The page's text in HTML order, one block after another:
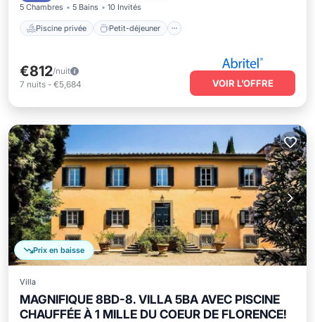
5 Chambres 5 Bains 10 Invités
Piscine privée Petit-déjeuner
€812/nuit
7 nuits - €5,684 VOIR L’OFFRE
Prix en baisse
Villa
MAGNIFIQUE 8BD-8. VILLA 5BA AVEC PISCINE
CHAUFFÉE À 1 MILLE DU COEUR DE FLORENCE!